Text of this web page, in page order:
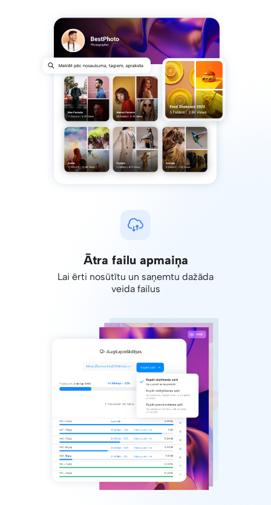
Ātra failu apmaiņa
Lai ērti nosūtītu un saņemtu dažāda
veida failus